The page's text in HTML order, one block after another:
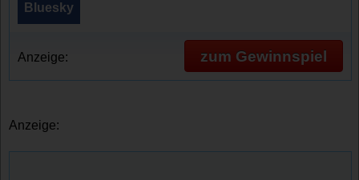
Bluesky
Anzeige: zum Gewinnspiel
Anzeige: